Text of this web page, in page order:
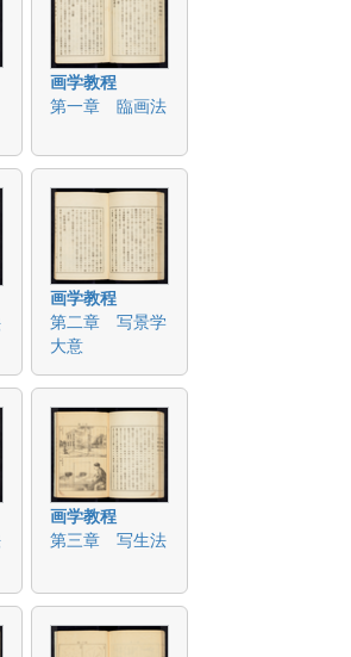
画学教程
第一章 臨画法
画学教程
第二章 写景学
大意
画学教程
第三章 写生法